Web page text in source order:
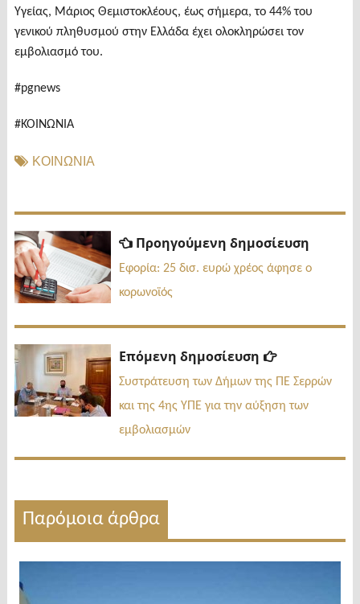
Υγείας, Μάριος Θεμιστοκλέους, έως σήμερα, το 44% του
γενικού πληθυσμού στην Ελλάδα έχει ολοκληρώσει τον
εμβολιασμό του.
#pgnews
#ΚΟΙΝΩΝΙΑ
ΚΟΙΝΩΝΙΑ
Πλοήγηση
άρθρων
Προηγούμενη δημοσίευση
Εφορία: 25 δισ. ευρώ χρέος άφησε ο
κορωνοϊός
Επόμενη δημοσίευση
Επόμενη
Συστράτευση των Δήμων της ΠΕ Σερρών
και της 4ης ΥΠΕ για την αύξηση των
εμβολιασμών
Παρόμοια άρθρα